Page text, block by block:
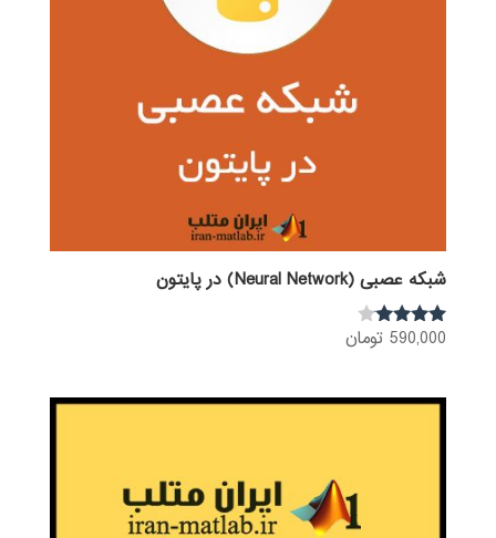
شبکه عصبی (Neural Network) در پایتون
نمره
590,000 تومان